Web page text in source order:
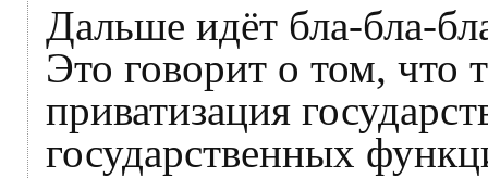
Дальше идёт бла-бла-
Это говорит о том, что
приватизация
государственных